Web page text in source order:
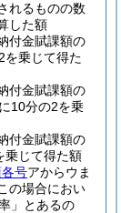
れるものの数
した額
付金賦課額の
を乗じて得た
付金賦課額の
10分の2を乗
付金賦課額の
乗じて得た額
号アからウま
の場合におい
」とあるの